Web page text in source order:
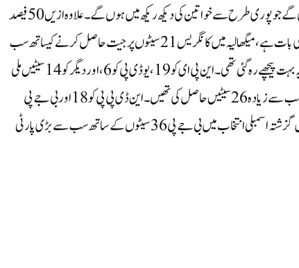
تریپورہ میں 3328 پولنگ بوتھ بنائے گئے ہیں۔ ان میں 376 ایسے ہوں گے جو پوری طرح سے خواتین کی دیکھ ریکھ میں ہوں گے۔ علاوہ ازیں 50 فیصد
پولنگ بوتھ پر ویب کاسٹنگ کی جائے گی۔ جہاں تک گزشتہ اسمبلی انتخاب کی بات ہے، میگھالیہ میں کانگریس 21 سیٹوں پر جیت حاصل کرنے کیساتھ سب
سے بڑی پارٹی بنی تھی۔ حالانکہ 60 نشستوں والی اسمبلی میں اکثریت سے یہ بہت پیچھے رہ گئی تھی۔ این پی ای کو 19، یو ڈی پی کو 6، اور دیگر کو 14 سیٹیں ملی
تھیں۔ ناگالینڈ میں 2018 میں ہوئے اسمبلی انتخاب میں این پی ایف نے سب سے زیادہ 26 سیٹیں حاصل کی تھیں۔ این ڈی پی پی کو 18 اور بی جے پی
کو 12 سیٹیں ملی تھیں، اور4سیٹیں دیگر کے حصے میں گئی تھیں۔ تریپورہ میں گزشتہ اسمبلی انتخاب میں بی جے پی 36 سیٹوں کے ساتھ سب سے بڑی پارٹی